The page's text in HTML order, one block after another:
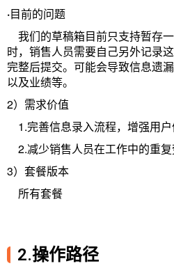
·目前的问题
我们的草稿箱目前只支持暂存
时，销售人员需要自己另外记录
完整后提交。可能会导致信息遗
以及业绩等。
2）需求价值
1.完善信息录入流程，增强用户
2.减少销售人员在工作中的重复
3）套餐版本
所有套餐
2.操作路径